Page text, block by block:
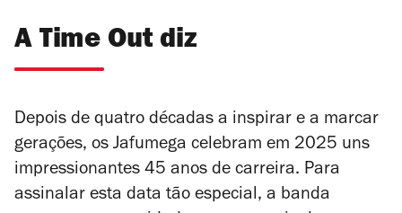
A Time Out diz
Depois de quatro décadas a inspirar e a marcar
gerações, os Jafumega celebram em 2025 uns
impressionantes 45 anos de carreira. Para
assinalar esta data tão especial, a banda